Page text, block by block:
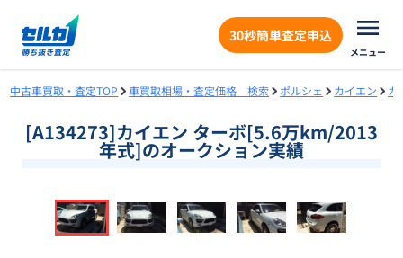
30秒簡単査定申込
メニュー
中古車買取・査定TOP 車買取相場・査定価格 検索 ポルシェ カイエン カ
[A134273]カイエン ターボ[5.6万km/2013
年式]のオークション実績
1/18